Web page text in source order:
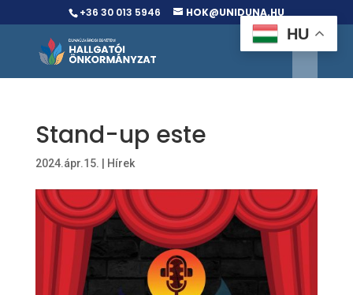
+36 30 013 5946 HOK@UNIDUNA.HU
Stand-up este
2024.ápr.15. Hírek
HU